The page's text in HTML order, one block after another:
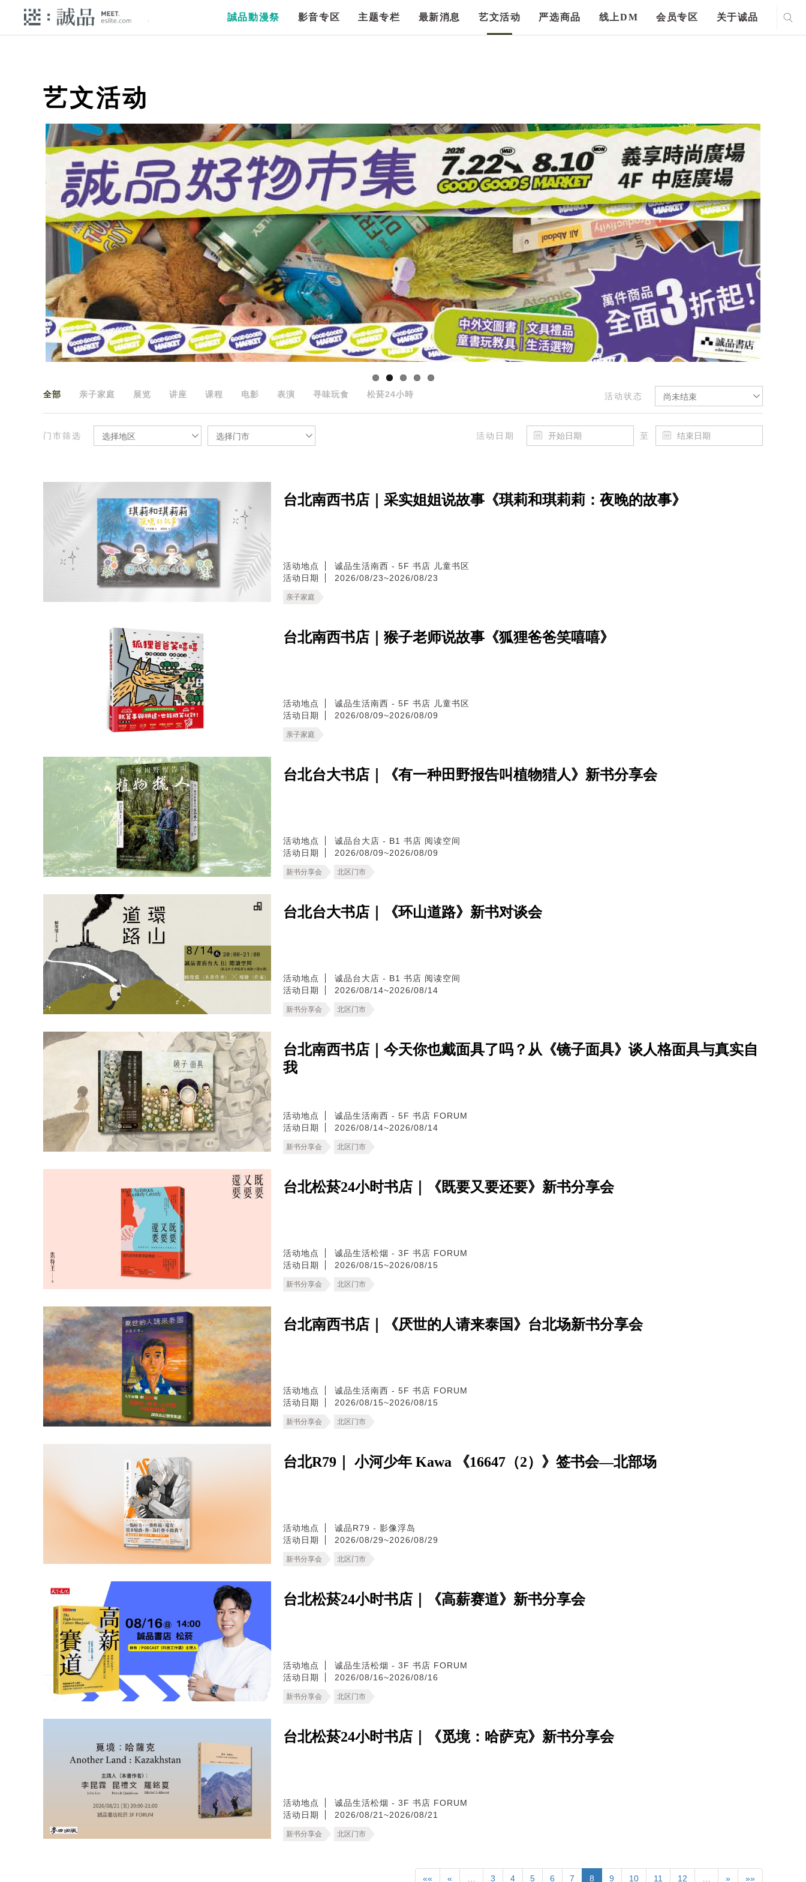
誠品動漫祭 影音专区 主题专栏 最新消息 艺文活动 严选商品 线上DM 会员专区 关于诚品
艺文活动
活动状态 尚未结束
全部 亲子家庭 展览 讲座 课程 电影 表演 寻味玩食 松菸24小時
门市筛选 选择地区 选择门市 活动日期 至
台北南西书店｜采实姐姐说故事《琪莉和琪莉莉：夜晚的故事》
活动地点
诚品生活南西 - 5F 书店 儿童书区
活动日期
2026/08/23~2026/08/23
亲子家庭
台北南西书店｜猴子老师说故事《狐狸爸爸笑嘻嘻》
活动地点
诚品生活南西 - 5F 书店 儿童书区
活动日期
2026/08/09~2026/08/09
亲子家庭
台北台大书店｜《有一种田野报告叫植物猎人》新书分享会
活动地点
诚品台大店 - B1 书店 阅读空间
活动日期
2026/08/09~2026/08/09
新书分享会 北区门市
台北台大书店｜《环山道路》新书对谈会
活动地点
诚品台大店 - B1 书店 阅读空间
活动日期
2026/08/14~2026/08/14
新书分享会 北区门市
台北南西书店｜今天你也戴面具了吗？从《镜子面具》谈人格面具与真实自
我
活动地点
诚品生活南西 - 5F 书店 FORUM
活动日期
2026/08/14~2026/08/14
新书分享会 北区门市
台北松菸24小时书店｜《既要又要还要》新书分享会
活动地点
诚品生活松烟 - 3F 书店 FORUM
活动日期
2026/08/15~2026/08/15
新书分享会 北区门市
台北南西书店｜《厌世的人请来泰国》台北场新书分享会
活动地点
诚品生活南西 - 5F 书店 FORUM
活动日期
2026/08/15~2026/08/15
新书分享会 北区门市
台北R79｜ 小河少年 Kawa 《16647（2）》签书会—北部场
活动地点
诚品R79 - 影像浮岛
活动日期
2026/08/29~2026/08/29
新书分享会 北区门市
台北松菸24小时书店｜《高薪赛道》新书分享会
活动地点
诚品生活松烟 - 3F 书店 FORUM
活动日期
2026/08/16~2026/08/16
新书分享会 北区门市
台北松菸24小时书店｜《觅境：哈萨克》新书分享会
活动地点
诚品生活松烟 - 3F 书店 FORUM
活动日期
2026/08/21~2026/08/21
新书分享会 北区门市
«« « 3 4 5 6 7 8 9 10 11 12 » »»